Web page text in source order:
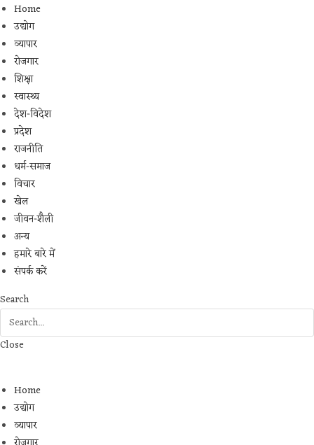
Home
उद्योग
व्यापार
रोजगार
शिक्षा
स्वास्थ्य
देश-विदेश
प्रदेश
राजनीति
धर्म-समाज
विचार
खेल
जीवन-शैली
अन्य
हमारे बारे में
संपर्क करें
Search
Close
Home
उद्योग
व्यापार